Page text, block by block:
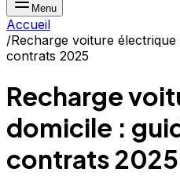
Menu
Accueil
/Recharge voiture
contrats 2025
Recharge
domicile :
contrats 2025